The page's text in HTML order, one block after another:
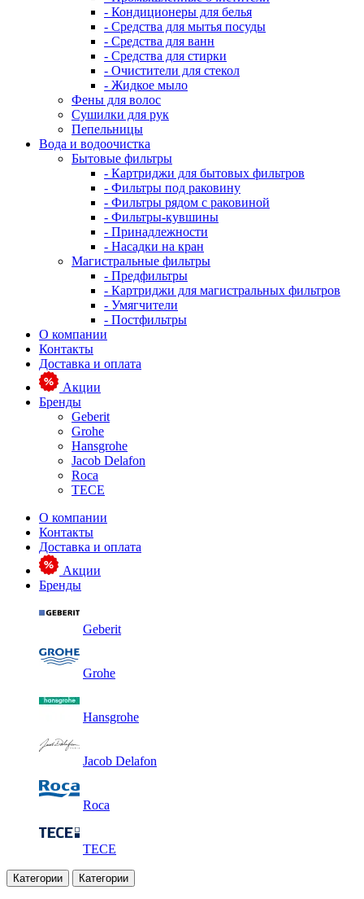
- Кондиционеры для белья
- Средства для мытья посуды
- Средства для ванн
- Средства для стирки
- Очистители для стекол
- Жидкое мыло
Фены для волос
Сушилки для рук
Пепельницы
Вода и водоочистка
Бытовые фильтры
- Картриджи для бытовых фильтров
- Фильтры под раковину
- Фильтры рядом с раковиной
- Фильтры-кувшины
- Принадлежности
- Насадки на кран
Магистральные фильтры
- Предфильтры
- Картриджи для магистральных фильтров
- Умягчители
- Постфильтры
О компании
Контакты
Доставка и оплата
Акции
Бренды
Geberit
Grohe
Hansgrohe
Jacob Delafon
Roca
TECE
О компании
Контакты
Доставка и оплата
Акции
Бренды
Geberit
Grohe
Hansgrohe
Jacob Delafon
Roca
TECE
Категории Категории